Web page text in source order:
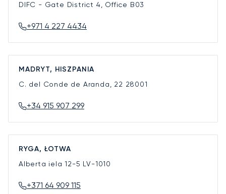
DIFC - Gate District 4, Office B03
+971 4 227 4434
MADRYT, HISZPANIA
C. del Conde de Aranda, 22 28001
+34 915 907 299
RYGA, ŁOTWA
Alberta iela 12-5 LV-1010
+371 64 909 115